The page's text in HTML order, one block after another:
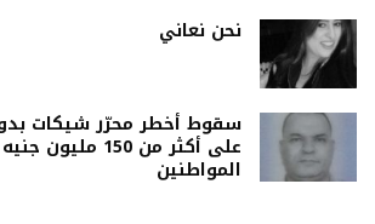
نحن نعاني
سقوط أخطر محرّر شيكات
على أكثر من 150
المواطنين